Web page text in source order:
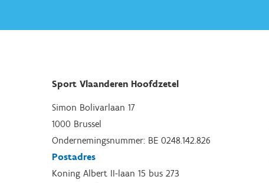
Sport Vlaanderen Hoofdzetel
Simon Bolivarlaan 17
1000 Brussel
Ondernemingsnummer: BE 0248.142.826
Postadres
Koning Albert II-laan 15 bus 273